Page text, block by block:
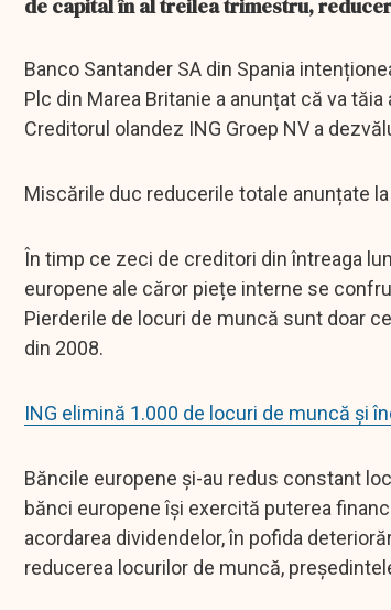
de capital în al treilea trimestru,
Banco Santander SA din Spania
Plc din Marea Britanie a anunțat că va
Creditorul olandez ING Groep NV a
Miscările duc reducerile totale anunțate
În timp ce zeci de creditori din întreaga
europene ale căror piețe interne se
Pierderile de locuri de muncă sunt doar
din 2008.
ING elimină 1.000 de locuri de muncă și
Băncile europene și-au redus constant
bănci europene își exercită puterea
acordarea dividendelor, în pofida
reducerea locurilor de muncă,